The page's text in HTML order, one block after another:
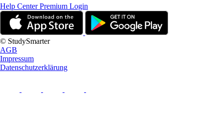
Help CenterPremium Login
© StudySmarter
AGB
Impressum
Datenschutzerklärung